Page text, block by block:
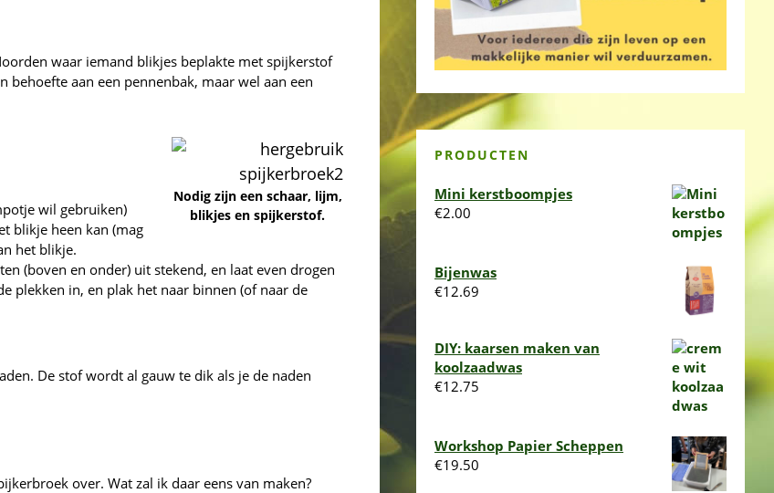
waar iemand blikjes beplakte met spijkerstof
aan een pennenbak, maar wel aan een
Nodig zijn een schaar, lijm,
blikjes en spijkerstof.
wil gebruiken)
blikje heen kan (mag
het blikje.
(boven en onder) uit stekend, en laat even drogen
plekken in, en plak het naar binnen (of naar de
De stof wordt al gauw te dik als je de naden
over. Wat zal ik daar eens van maken?
PRODUCTEN
Mini kerstboompjes
€2.00
Bijenwas
€12.69
DIY: kaarsen maken van
koolzaadwas
€12.75
Workshop Papier Scheppen
€19.50